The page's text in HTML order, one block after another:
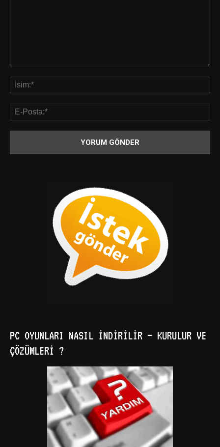
PC OYUNLARI NASIL İNDIRILIR – KURULUR VE
ÇÖZÜMLERI ?